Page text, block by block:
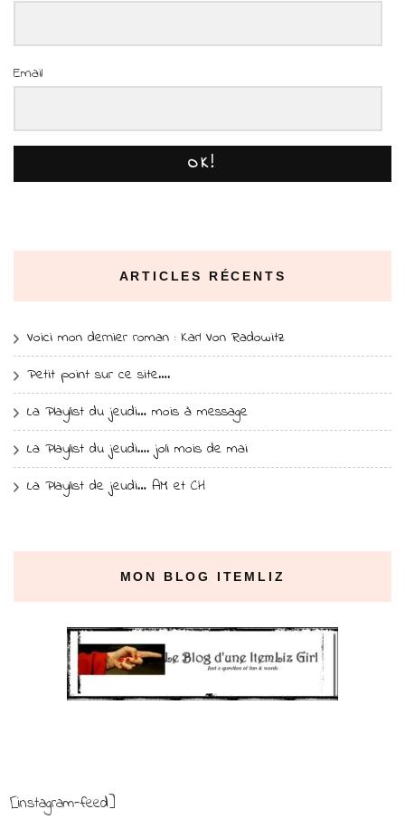
Email
OK!
ARTICLES RÉCENTS
Voici mon dernier roman : Karl Von Radowitz
Petit point sur ce site….
La Playlist du jeudi… mois à message
La Playlist du jeudi…. joli mois de mai
La Playlist de jeudi… AM et CH
MON BLOG ITEMLIZ
[instagram-feed]